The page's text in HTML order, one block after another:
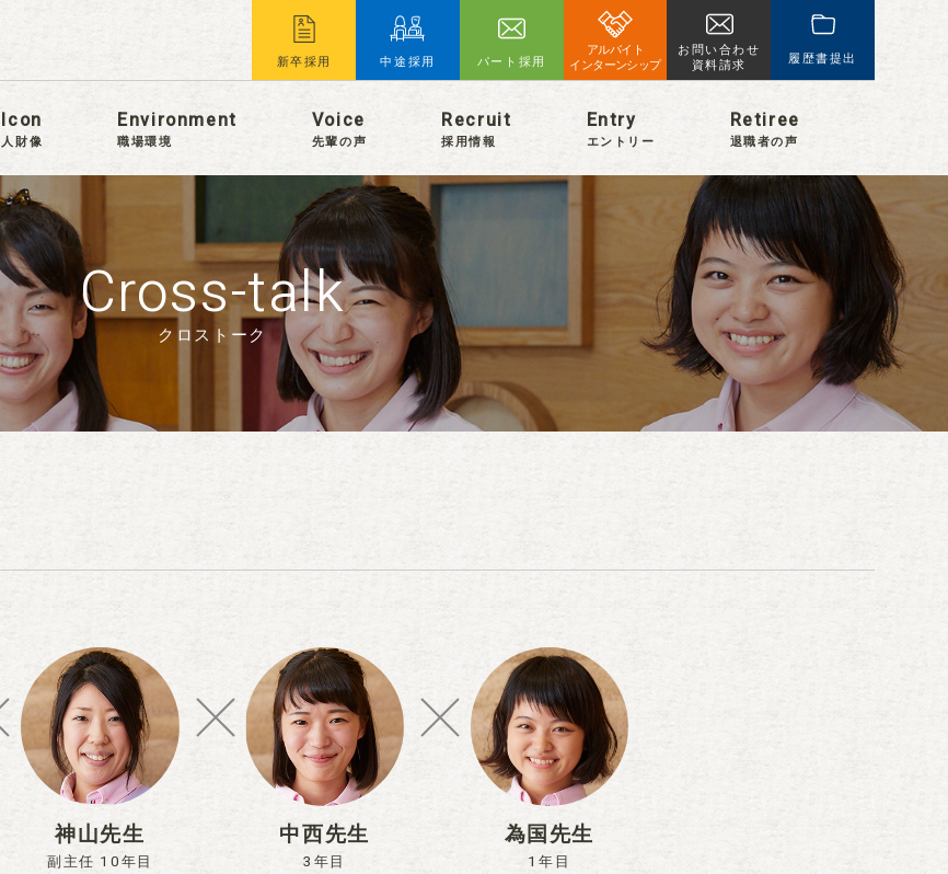
Icon
人財像
Environment
職場環境
Voice
先輩の声
Recruit
採用情報
Entry
エントリー
Retiree
退職者の声
新卒採用 中途採用 パート採用
アルバイト
インターンシップ
お問い合わせ
資料請求
履歴書提出
Cross-talk
クロストーク
神山先生
副主任 10年目
中西先生
3年目
為国先生
1年目